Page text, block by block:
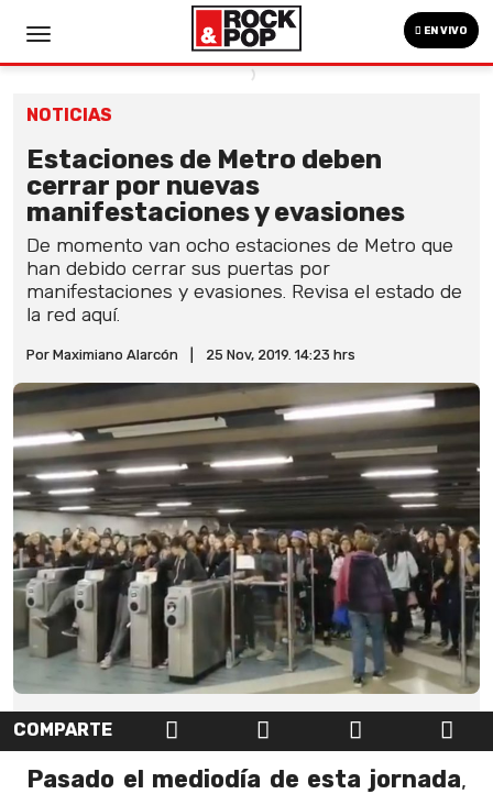
EN VIVO
NOTICIAS
Estaciones de Metro deben
cerrar por nuevas
manifestaciones y evasiones
De momento van ocho estaciones de Metro que
han debido cerrar sus puertas por
manifestaciones y evasiones. Revisa el estado de
la red aquí.
Por Maximiano Alarcón 25 Nov, 2019. 14:23 hrs
COMPARTE
Pasado el mediodía de esta jornada,